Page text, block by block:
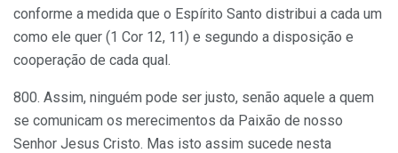
conforme a medida que o Espírito Santo distribui a cada um
como ele quer (1 Cor 12, 11) e segundo a disposição e
cooperação de cada qual.
800. Assim, ninguém pode ser justo, senão aquele a quem
se comunicam os merecimentos da Paixão de nosso
Senhor Jesus Cristo. Mas isto assim sucede nesta